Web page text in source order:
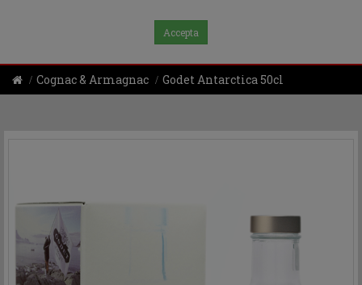
Accepta
Cognac & Armagnac Godet Antarctica 50cl